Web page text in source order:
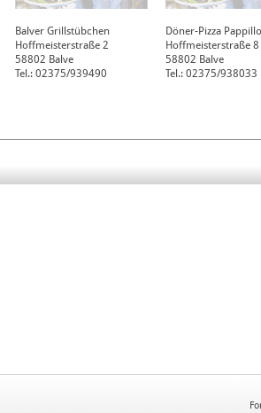
Balver Grillstübchen
Hoffmeisterstraße 2
58802 Balve
Tel.: 02375/939490
Döner-Pizza
Hoffmeisterstraße 8
58802 Balve
Tel.: 02375/938033